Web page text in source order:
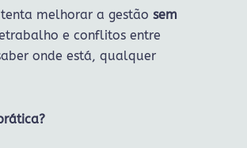
melhorar a gestão sem
e conflitos entre
onde está, qualquer